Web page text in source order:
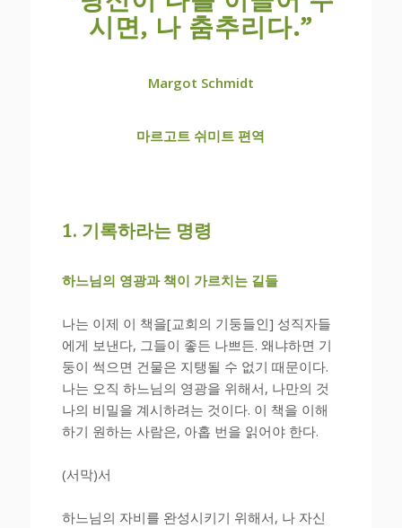
시면, 나 춤추리다.”
Margot Schmidt
마르고트 쉬미트 편역
1. 기록하라는 명령
하느님의 영광과 책이 가르치는 길들
나는 이제 이 책을[교회의 기둥들인] 성직자들
에게 보낸다, 그들이 좋든 나쁘든. 왜냐하면 기
둥이 썩으면 건물은 지탱될 수 없기 때문이다.
나는 오직 하느님의 영광을 위해서, 나만의 것
나의 비밀을 계시하려는 것이다. 이 책을 이해
하기 원하는 사람은, 아홉 번을 읽어야 한다.
(서막)서
하느님의 자비를 완성시키기 위해서, 나 자신